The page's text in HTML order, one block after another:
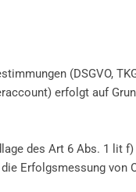
(DSGVO,
erfolgt auf
des Art 6 Abs. 1 lit
Erfolgsmessung von